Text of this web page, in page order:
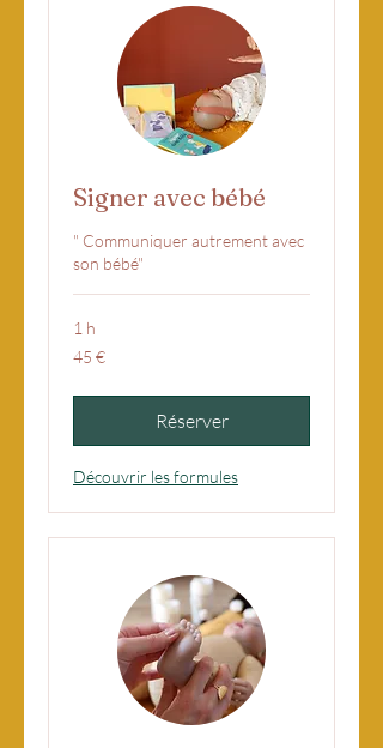
Signer avec bébé
" Communiquer autrement avec
son bébé"
1 h
45
euros
45 €
Réserver
Découvrir les formules